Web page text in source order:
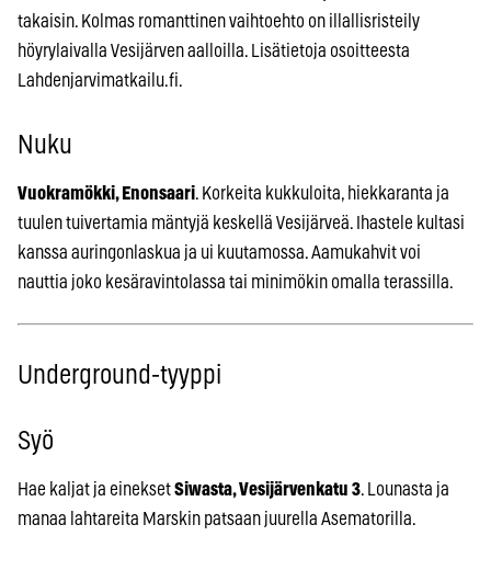
takaisin. Kolmas romanttinen vaihtoehto on illallisristeily
höyrylaivalla Vesijärven aalloilla. Lisätietoja osoitteesta
Lahdenjarvimatkailu.fi.
Nuku
Vuokramökki, Enonsaari. Korkeita kukkuloita, hiekkaranta ja
tuulen tuivertamia mäntyjä keskellä Vesijärveä. Ihastele kultasi
kanssa auringonlaskua ja ui kuutamossa. Aamukahvit voi
nauttia joko kesäravintolassa tai minimökin omalla terassilla.
Underground-tyyppi
Syö
Hae kaljat ja eineksetSiwasta, Vesijärvenkatu 3. Lounasta ja
manaa lahtareita Marskin patsaan juurella Asematorilla.